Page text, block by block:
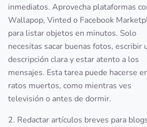
inmediatos. Aprovecha plataformas
Wallapop, Vinted o Facebook
para listar objetos en minutos. Solo
necesitas sacar buenas fotos, escribir
descripción clara y estar atento a los
mensajes. Esta tarea puede hacerse
ratos muertos, como mientras ves
televisión o antes de dormir.
2. Redactar artículos breves para